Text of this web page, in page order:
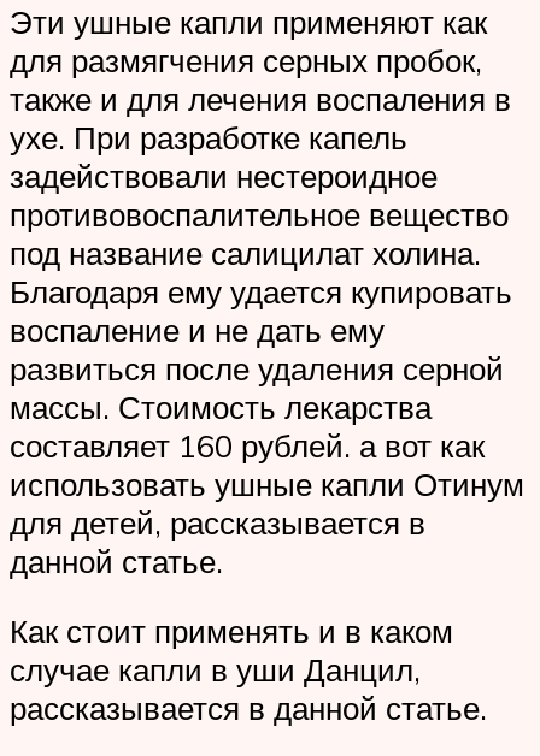
Эти ушные капли применяют как
для размягчения серных пробок,
также и для лечения воспаления в
ухе. При разработке капель
задействовали нестероидное
противовоспалительное вещество
под название салицилат холина.
Благодаря ему удается купировать
воспаление и не дать ему
развиться после удаления серной
массы. Стоимость лекарства
составляет 160 рублей. а вот как
использовать ушные капли Отинум
для детей, рассказывается в
данной статье.
Как стоит применять и в каком
случае капли в уши Данцил,
рассказывается в данной статье.